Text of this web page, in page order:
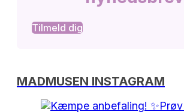
Tilmeld dig
MADMUSEN INSTAGRAM